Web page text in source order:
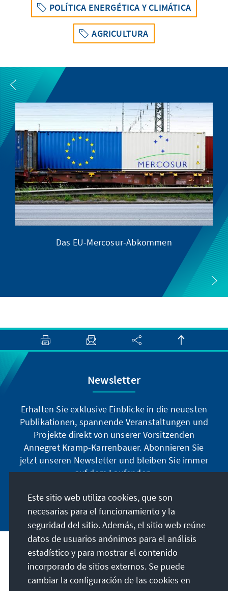
POLÍTICA ENERGÉTICA Y CLIMÁTICA
AGRICULTURA
Das EU-Mercosur-Abkommen
Newsletter
Erhalten Sie exklusive Einblicke in die neuesten
Publikationen, spannende Veranstaltungen und
Projekte direkt von unserer Vorsitzenden
Annegret Kramp-Karrenbauer. Abonnieren Sie
jetzt unseren Newsletter und bleiben Sie immer
auf dem Laufenden.
Jetzt abonnieren
Nuestra misión
Contacto
Este sitio web utiliza cookies, que son
necesarias para el funcionamiento y la
seguridad del sitio. Además, el sitio web reúne
datos de usuarios anónimos para el análisis
estadístico y para mostrar el contenido
incorporado de sitios externos. Se puede
cambiar la configuración de las cookies en